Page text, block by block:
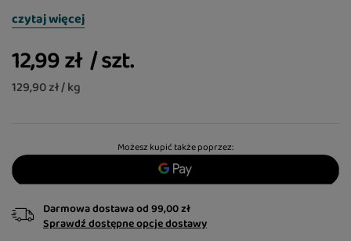
czytaj więcej
12,99 zł /szt.
129,90 zł / kg
Możesz kupić także poprzez:
Darmowa dostawaod99,00 zł
Sprawdź dostępne opcje dostawy